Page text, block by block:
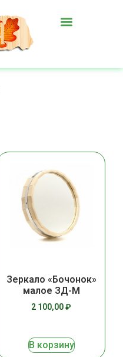
Зеркало «Бочонок»
малое ЗД-М
2 100,00₽
В корзину